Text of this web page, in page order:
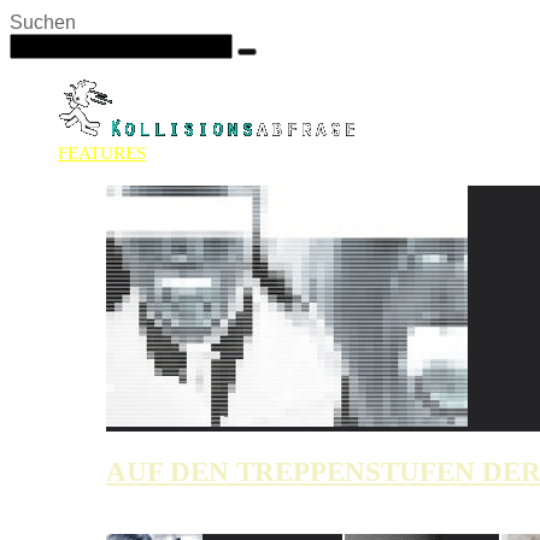
Suchen
FEATURES
AUF DEN TREPPENSTUFEN